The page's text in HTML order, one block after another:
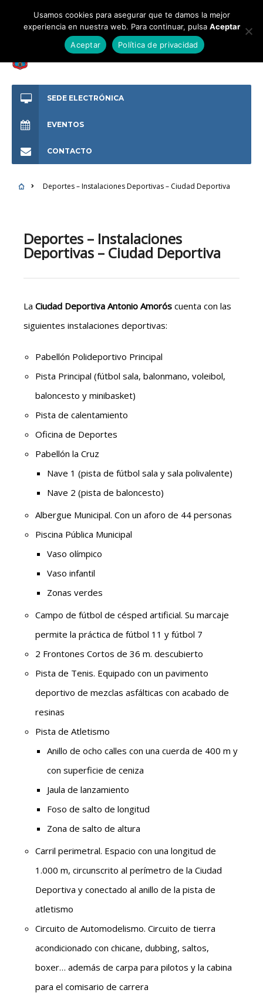
SEDE ELECTRÓNICA
EVENTOS
CONTACTO
Deportes – Instalaciones Deportivas – Ciudad Deportiva
Deportes – Instalaciones
Deportivas – Ciudad Deportiva
La Ciudad Deportiva Antonio Amorós cuenta con las
siguientes instalaciones deportivas:
Pabellón Polideportivo Principal
Pista Principal (fútbol sala, balonmano, voleibol,
baloncesto y minibasket)
Pista de calentamiento
Oficina de Deportes
Pabellón la Cruz
Nave 1 (pista de fútbol sala y sala polivalente)
Nave 2 (pista de baloncesto)
Albergue Municipal. Con un aforo de 44 personas
Piscina Pública Municipal
Vaso olímpico
Vaso infantil
Zonas verdes
Campo de fútbol de césped artificial. Su marcaje
permite la práctica de fútbol 11 y fútbol 7
2 Frontones Cortos de 36 m. descubierto
Pista de Tenis. Equipado con un pavimento
deportivo de mezclas asfálticas con acabado de
resinas
Pista de Atletismo
Anillo de ocho calles con una cuerda de 400 m y
con superficie de ceniza
Jaula de lanzamiento
Foso de salto de longitud
Zona de salto de altura
Carril perimetral. Espacio con una longitud de
1.000 m, circunscrito al perímetro de la Ciudad
Deportiva y conectado al anillo de la pista de
atletismo
Circuito de Automodelismo. Circuito de tierra
acondicionado con chicane, dubbing, saltos,
boxer… además de carpa para pilotos y la cabina
para el comisario de carrera
Usamos cookies para asegurar que te damos la mejor
experiencia en nuestra web. Para continuar, pulsa Aceptar
Aceptar
Política de privacidad